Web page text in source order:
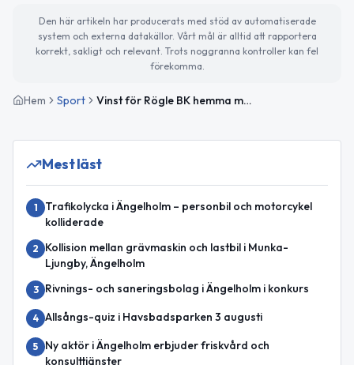
Den här artikeln har producerats med stöd av automatiserade
system och externa datakällor. Vårt mål är alltid att rapportera
korrekt, sakligt och relevant. Trots noggranna kontroller kan fel
förekomma.
Hem Sport Vinst för Rögle BK hemma mot Växjö Lakers HC
Mest läst
1
Trafikolycka i Ängelholm – personbil och motorcykel
kolliderade
2
Kollision mellan grävmaskin och lastbil i Munka-
Ljungby, Ängelholm
3 Rivnings- och saneringsbolag i Ängelholm i konkurs
4 Allsångs-quiz i Havsbadsparken 3 augusti
5
Ny aktör i Ängelholm erbjuder friskvård och
konsulttjänster